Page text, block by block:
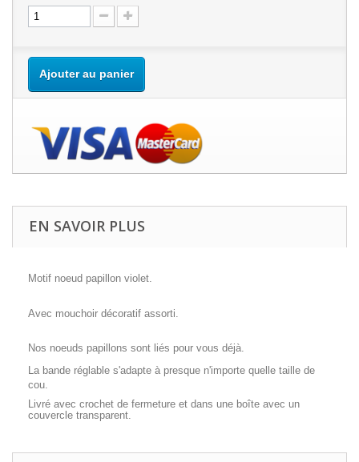
Ajouter au panier
EN SAVOIR PLUS
Motif noeud papillon violet.
Avec mouchoir décoratif assorti.
Nos noeuds papillons sont liés pour vous déjà.
La bande réglable s'adapte à presque n'importe quelle taille de
cou.
Livré avec crochet de fermeture et dans une boîte avec un
couvercle transparent.